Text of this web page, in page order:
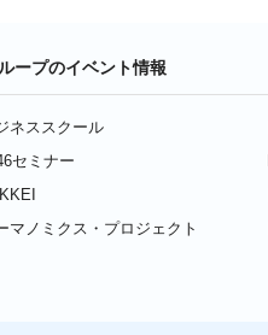
ープのイベント情報
ネススクール
セミナー
マノミクス・プロジェクト